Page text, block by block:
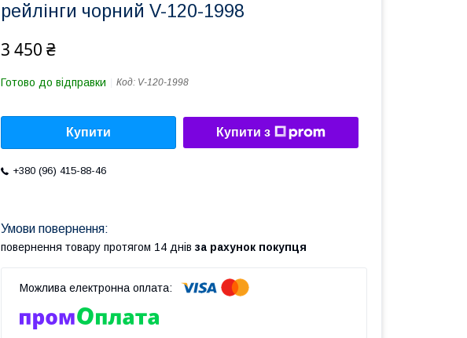
рейлінги чорний V-120-1998
3 450 ₴
Готово до відправки Код: V-120-1998
Купити Купити з
+380 (96) 415-88-46
повернення товару протягом 14 днів за рахунок покупця